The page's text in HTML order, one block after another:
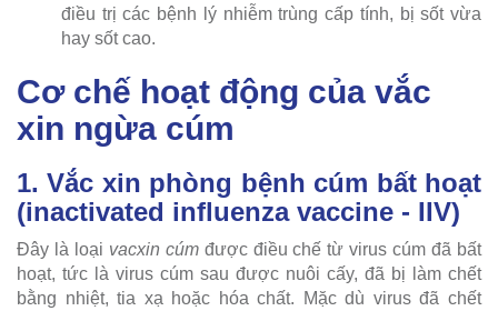
điều trị các bệnh lý nhiễm trùng cấp tính, bị sốt vừa
hay sốt cao.
Cơ chế hoạt động của vắc
xin ngừa cúm
1. Vắc xin phòng bệnh cúm bất hoạt
(inactivated influenza vaccine - IIV)
Đây là loại vacxin cúmđược điều chế từ virus cúm đã bất
hoạt, tức là virus cúm sau được nuôi cấy, đã bị làm chết
bằng nhiệt, tia xạ hoặc hóa chất. Mặc dù virus đã chết